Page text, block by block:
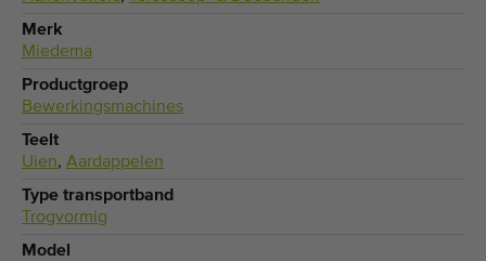
Merk
Miedema
Productgroep
Bewerkingsmachines
Teelt
Uien, Aardappelen
Type transportband
Trogvormig
Model